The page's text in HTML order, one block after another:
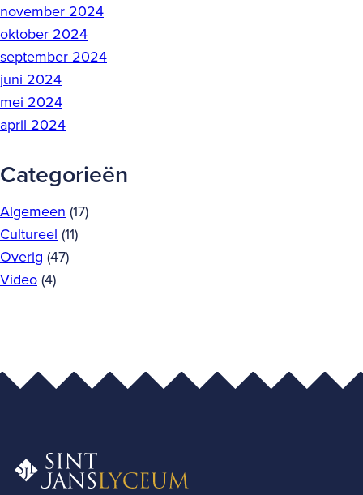
november 2024
oktober 2024
september 2024
juni 2024
mei 2024
april 2024
Categorieën
Algemeen (17)
Cultureel (11)
Overig (47)
Video (4)